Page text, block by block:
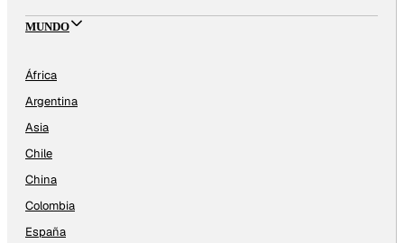
MUNDO
África
Argentina
Asia
Chile
China
Colombia
España